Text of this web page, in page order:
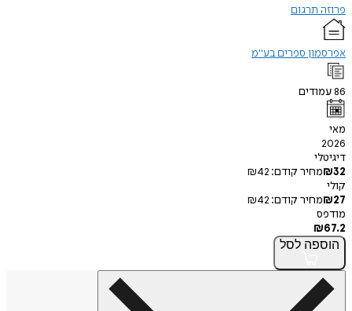
תרגום
ספרים בע"מ
קודם:
₪42
קודם: ₪42
לסל